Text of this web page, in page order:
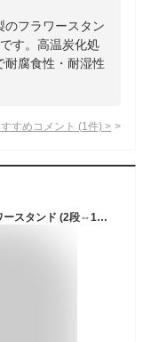
のフラワースタン
す。高温炭化処
耐腐食性・耐湿性
すめコメント (1 件) >
ガーデンガーデン サイダーハウス 2WAY フラワースタンド (2段⇔1段) ワイドタイプ 幅80cm ダークブラウン JSFS2-800DBR